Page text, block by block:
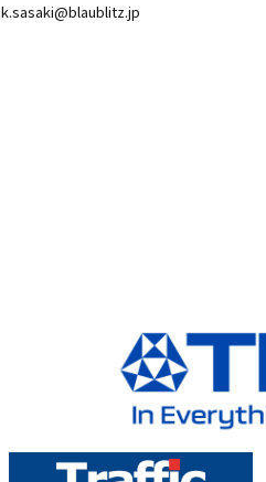
k.sasaki@blaublitz.jp